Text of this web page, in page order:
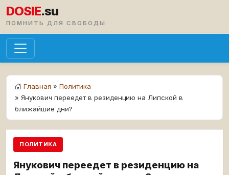
DOSIE.su
ПОМНИТЬ ДЛЯ СВОБОДЫ
Главная » Политика
» Янукович переедет в резиденцию на Липской в
ближайшие дни?
ПОЛИТИКА
Янукович переедет в резиденцию на